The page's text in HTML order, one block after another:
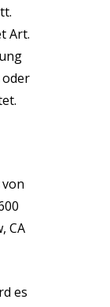
Art.
CA
es